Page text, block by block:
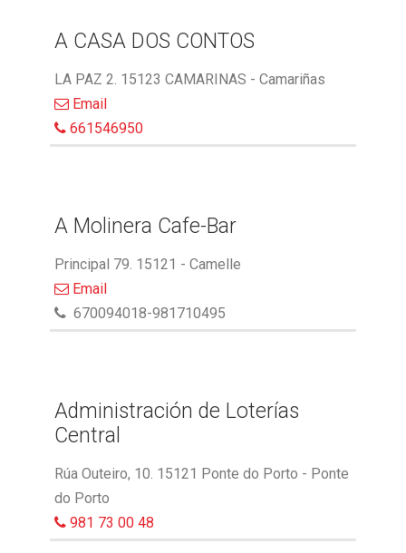
A CASA DOS CONTOS
LA PAZ 2. 15123 CAMARINAS - Camariñas
Email
661546950
A Molinera Cafe-Bar
Principal 79. 15121 - Camelle
Email
670094018-981710495
Administración de Loterías
Central
Rúa Outeiro, 10. 15121 Ponte do Porto - Ponte
do Porto
981 73 00 48